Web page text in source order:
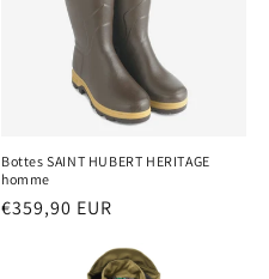
Bottes SAINT HUBERT HERITAGE
homme
Prix
€359,90 EUR